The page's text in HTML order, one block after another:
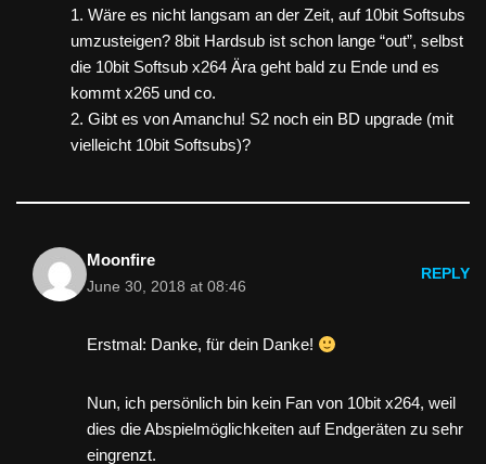
1. Wäre es nicht langsam an der Zeit, auf 10bit Softsubs
umzusteigen? 8bit Hardsub ist schon lange “out”, selbst
die 10bit Softsub x264 Ära geht bald zu Ende und es
kommt x265 und co.
2. Gibt es von Amanchu! S2 noch ein BD upgrade (mit
vielleicht 10bit Softsubs)?
Moonfire
June 30, 2018 at 08:46
REPLY
Erstmal: Danke, für dein Danke!
Nun, ich persönlich bin kein Fan von 10bit x264, weil
dies die Abspielmöglichkeiten auf Endgeräten zu sehr
eingrenzt.